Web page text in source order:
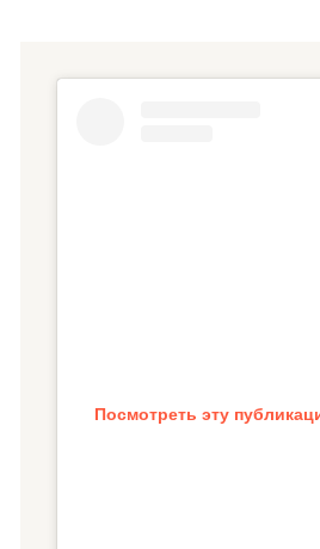
Посмотреть эту